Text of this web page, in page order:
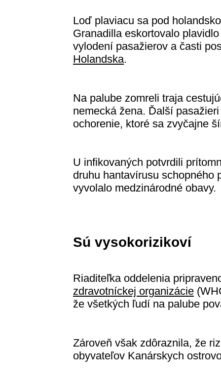
Loď plaviacu sa pod
Granadilla eskortovalo
vylodení pasažierov a časti
Holandska.
Na palube zomreli traja
nemecká žena. Ďalší
ochorenie, ktoré sa zvyčajne
U infikovaných potvrdili
druhu hantavírusu schopného
vyvolalo medzinárodné obavy.
Sú vysokorizikoví
Riaditeľka oddelenia
zdravotníckej organizácie
že všetkých ľudí na palube
Zároveň však zdôraznila, že
obyvateľov Kanárskych